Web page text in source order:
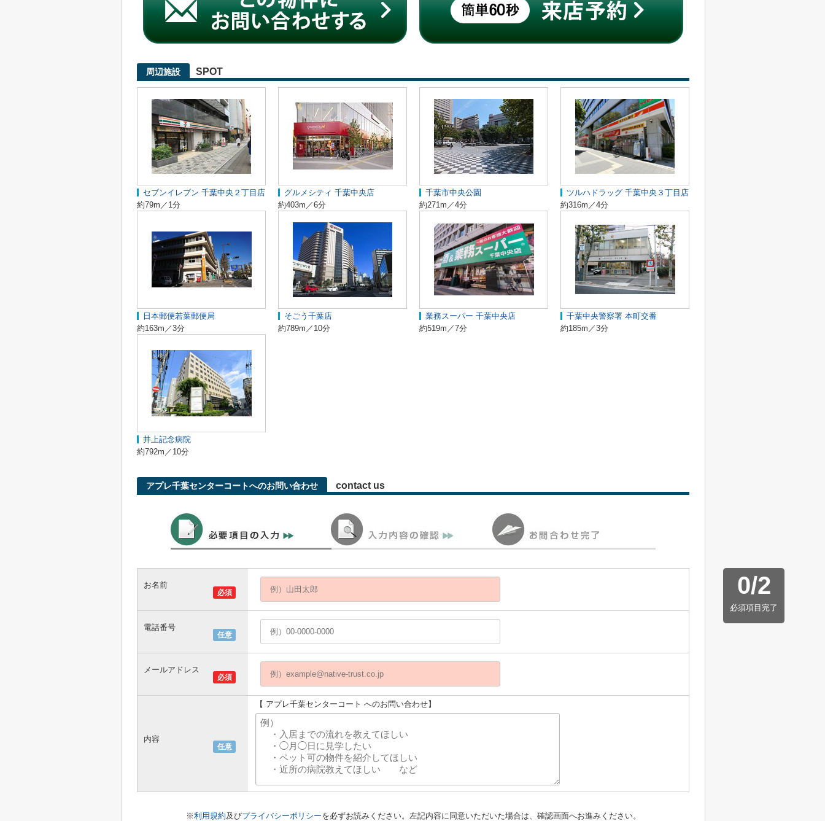
周辺施設 SPOT
セブンイレブン 千葉中央２丁目店
約79m／1分
グルメシティ 千葉中央店
約403m／6分
千葉市中央公園
約271m／4分
ツルハドラッグ 千葉中央３丁目店
約316m／4分
日本郵便若葉郵便局
約163m／3分
そごう千葉店
約789m／10分
業務スーパー 千葉中央店
約519m／7分
千葉中央警察署 本町交番
約185m／3分
井上記念病院
約792m／10分
アプレ千葉センターコートへのお問い合わせ contact us
0/2
必須項目完了
必須
お名前
任意
電話番号
必須
メールアドレス
任意
内容
【 アプレ千葉センターコート へのお問い合わせ】
※利用規約及びプライバシーポリシーを必ずお読みください。左記内容に同意いただいた場合は、確認画面へお進みください。